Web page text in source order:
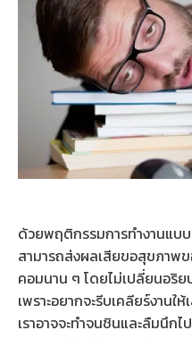
ด้วยพฤติกรรมการทำงานแบ
สามารถส่งผลเสียขอสุขภาพข
คอมนาน ๆ โดยไม่เปลี่ยนอริ
เพราะอยากจะรีบเคลียร์งาน
เราอาจจะทำจนชินและลืมนึกไ